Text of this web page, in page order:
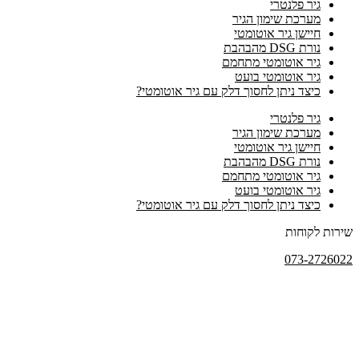
גיר פלנטרי
מערכת שימון הגיר
חיישן גיר אוטומטי
נורת DSG מהבהבת
גיר אוטומטי מתחמם
גיר אוטומטי בועט
כיצד ניתן לחסוך דלק עם גיר אוטומטי?
גיר פלנטרי
מערכת שימון הגיר
חיישן גיר אוטומטי
נורת DSG מהבהבת
גיר אוטומטי מתחמם
גיר אוטומטי בועט
כיצד ניתן לחסוך דלק עם גיר אוטומטי?
שירות לקוחות
073-2726022